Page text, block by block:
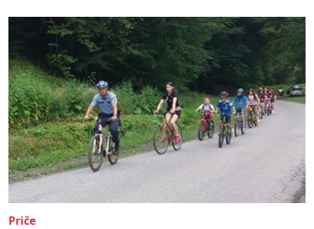
Priče